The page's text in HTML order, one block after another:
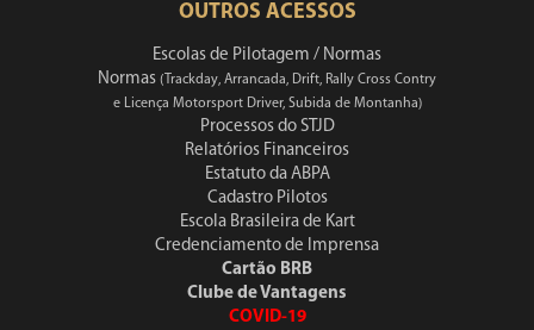
OUTROS ACESSOS
Escolas de Pilotagem / Normas
Normas (Trackday, Arrancada, Drift, Rally Cross Contry
e Licença Motorsport Driver, Subida de Montanha)
Processos do STJD
Relatórios Financeiros
Estatuto da ABPA
Cadastro Pilotos
Escola Brasileira de Kart
Credenciamento de Imprensa
Cartão BRB
Clube de Vantagens
COVID-19